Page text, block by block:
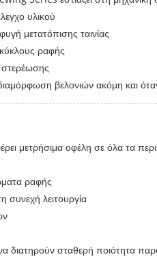
υλικού
μετατόπισης ταινίας
κύκλους ραφής
στερέωσης
βελονιών ακόμη και
μετρήσιμα οφέλη σε όλα τα
ραφής
λειτουργία
διατηρούν σταθερή ποιότητα